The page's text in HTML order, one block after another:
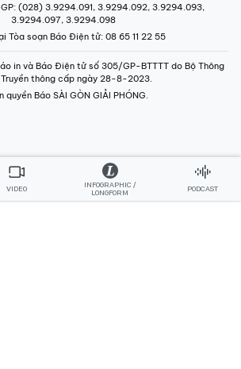
: (028) 3.9294.091, 3.9294.092, 3.9294.093,
3.9294.097, 3.9294.098
Tòa soạn Báo Điện tử: 08 65 11 22 55
in và Báo Điện tử số 305/GP-BTTTT do Bộ Thông
thông cấp ngày 28-8-2023.
quyền Báo SÀI GÒN GIẢI PHÓNG.
VIDEO
INFOGRAPHIC /
LONGFORM
PODCAST